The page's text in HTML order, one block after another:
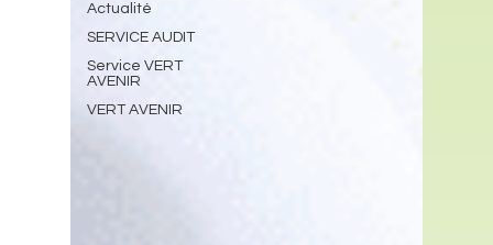
Actualité
SERVICE AUDIT
Service VERT
AVENIR
VERT AVENIR